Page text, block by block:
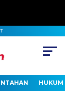
HUKUM